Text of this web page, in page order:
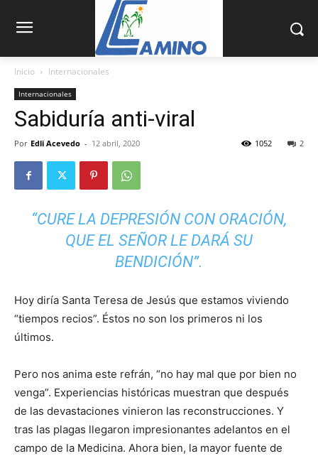
Inicio Internacionales
Internacionales
Sabiduría anti-viral
Por Edli Acevedo - 12 abril, 2020 2
1052
“CURE LA DEPRESIÓN CON ORACIÓN,
QUE EL SEÑOR LE DARÁ SU
BENDICIÓN”.
Hoy diría Santa Teresa de Jesús que estamos viviendo
“tiempos recios”. Éstos no son los primeros ni los
últimos.
Pero nos anima este refrán, “no hay mal que por bien no
venga”. Experiencias históricas muestran que después
de las devastaciones vinieron las reconstrucciones. Y
tras las plagas llegaron impresio­nantes adelantos en el
campo de la Medicina. Ahora bien, la mayor fuente de